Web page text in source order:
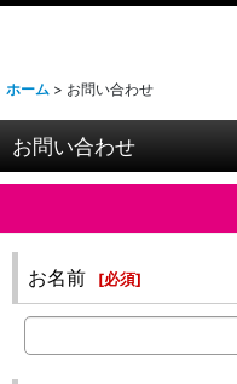
ホーム > お問い合わせ
お問い合わせ
お名前 [必須]